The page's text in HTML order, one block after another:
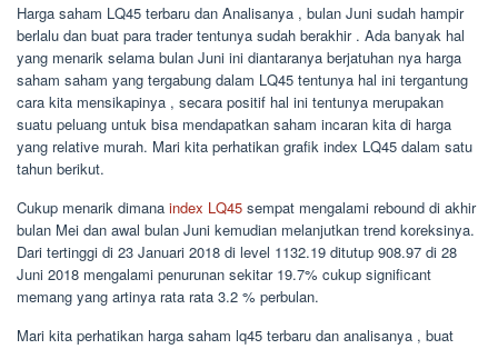
Harga saham LQ45 terbaru dan Analisanya , bulan Juni sudah hampir
berlalu dan buat para trader tentunya sudah berakhir . Ada banyak hal
yang menarik selama bulan Juni ini diantaranya berjatuhan nya harga
saham saham yang tergabung dalam LQ45 tentunya hal ini tergantung
cara kita mensikapinya , secara positif hal ini tentunya merupakan
suatu peluang untuk bisa mendapatkan saham incaran kita di harga
yang relative murah. Mari kita perhatikan grafik index LQ45 dalam satu
tahun berikut.
Cukup menarik dimana index LQ45 sempat mengalami rebound di akhir
bulan Mei dan awal bulan Juni kemudian melanjutkan trend koreksinya.
Dari tertinggi di 23 Januari 2018 di level 1132.19 ditutup 908.97 di 28
Juni 2018 mengalami penurunan sekitar 19.7% cukup significant
memang yang artinya rata rata 3.2 % perbulan.
Mari kita perhatikan harga saham lq45 terbaru dan analisanya , buat